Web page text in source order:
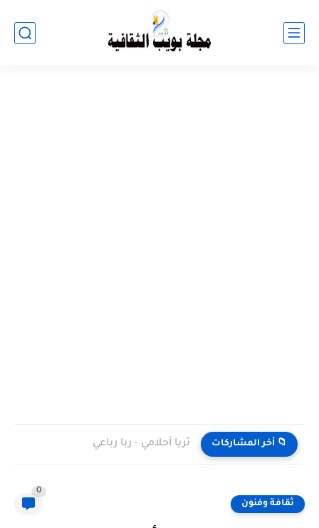
📁 أخر المشاركات ثريا أحلامي - ربا رباعي
ثقافة وفنون
0